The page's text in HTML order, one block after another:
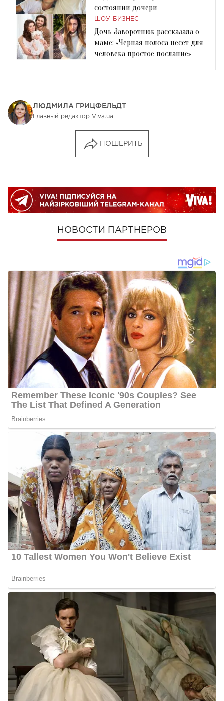
состоянии дочери
ШОУ-БИЗНЕС
Дочь Заворотнюк рассказала о
маме: «Черная полоса несет для
человека простое послание»
ЛЮДМИЛА ГРИЦФЕЛЬДТ
Главный редактор Viva.ua
ПОШЕРИТЬ
НОВОСТИ ПАРТНЕРОВ